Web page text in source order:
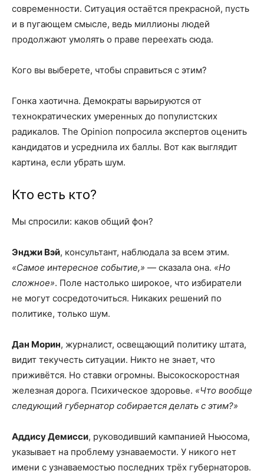
современности. Ситуация остаётся прекрасной, пусть
и в пугающем смысле, ведь миллионы людей
продолжают умолять о праве переехать сюда.
Кого вы выберете, чтобы справиться с этим?
Гонка хаотична. Демократы варьируются от
технократических умеренных до популистских
радикалов. The Opinion попросила экспертов оценить
кандидатов и усреднила их баллы. Вот как выглядит
картина, если убрать шум.
Кто есть кто?
Мы спросили: каков общий фон?
Энджи Вэй, консультант, наблюдала за всем этим.
«Самое интересное событие,» — сказала она. «Но
сложное». Поле настолько широкое, что избиратели
не могут сосредоточиться. Никаких решений по
политике, только шум.
Дан Морин, журналист, освещающий политику штата,
видит текучесть ситуации. Никто не знает, что
приживётся. Но ставки огромны. Высокоскоростная
железная дорога. Психическое здоровье. «Что вообще
следующий губернатор собирается делать с этим?»
Аддису Демисси, руководивший кампанией Ньюсома,
указывает на проблему узнаваемости. У никого нет
имени с узнаваемостью последних трёх губернаторов.